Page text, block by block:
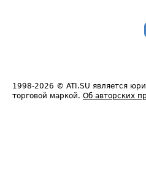
1998-2026 © ATI.SU является
торговой маркой. Об авторских